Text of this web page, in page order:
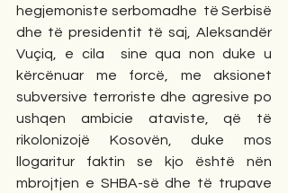
hegjemoniste serbomadhe  të Serbisë
dhe të presidentit të saj, Aleksandër
Vuçiq, e cila  sine qua non duke u
kërcënuar me forcë, me aksionet
subversive terroriste dhe agresive po
ushqen ambicie ataviste, që të
rikolonizojë Kosovën, duke mos
llogaritur faktin se kjo është nën
mbrojtjen e SHBA-së dhe të trupave